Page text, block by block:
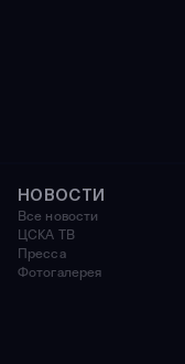
НОВОСТИ
Все новости
ЦСКА ТВ
Пресса
Фотогалерея